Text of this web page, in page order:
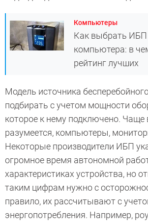
Компьютеры
Как выбрать ИБП
компьютера: в
рейтинг лучших
Модель источника
подбирать с учетом мощности
которое к нему подключено. Чаще
разумеется, компьютеры,
Некоторые производители ИБП
огромное время автономной
характеристиках устройства, но
таким цифрам нужно с
правило, их рассчитывают с
энергопотребления. Например,